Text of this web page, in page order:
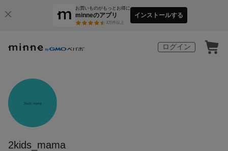
お買いものがもっとお得に
minneのアプリ
3万件以上
インストールする
ログイン
2kids_mama